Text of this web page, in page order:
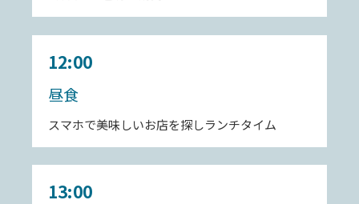
12:00
昼食
スマホで美味しいお店を探しランチタイム
13:00